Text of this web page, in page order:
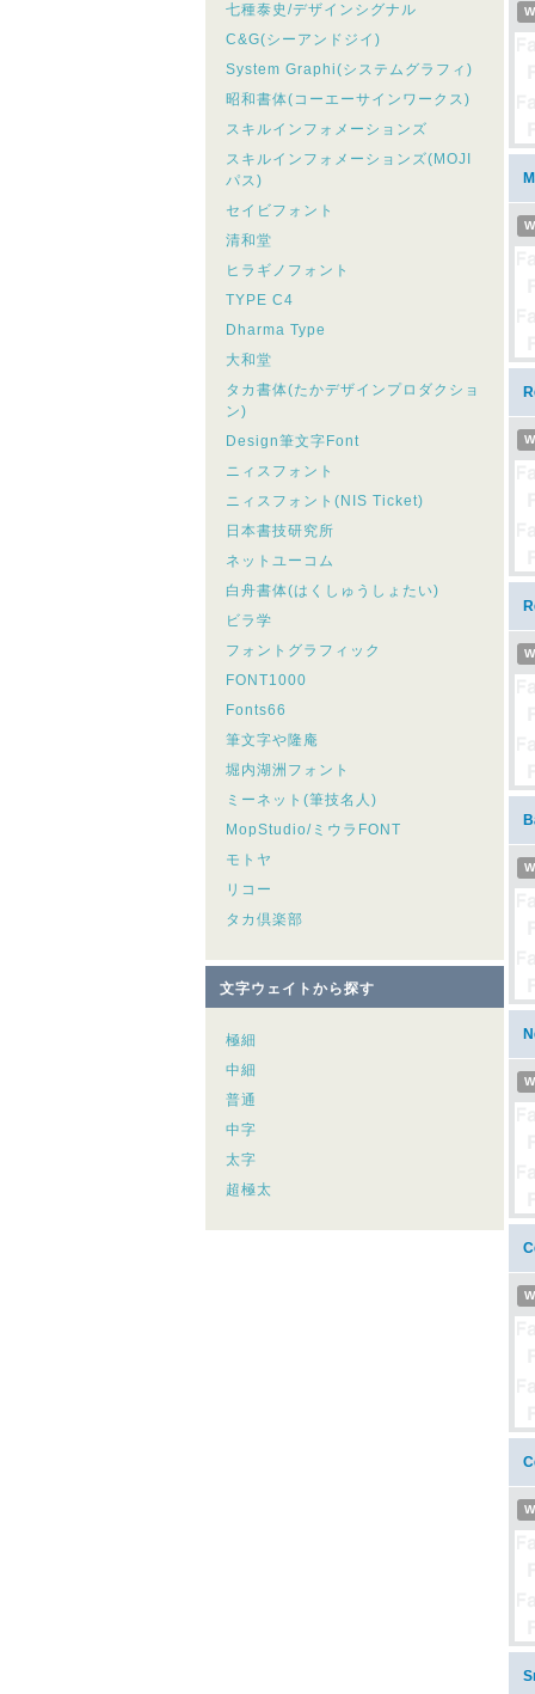
七種泰史/デザインシグナル
C&G(シーアンドジイ)
System Graphi(システムグラフィ)
昭和書体(コーエーサインワークス)
スキルインフォメーションズ
スキルインフォメーションズ(MOJI
パス)
セイビフォント
清和堂
ヒラギノフォント
TYPE C4
Dharma Type
大和堂
タカ書体(たかデザインプロダクショ
ン)
Design筆文字Font
ニィスフォント
ニィスフォント(NIS Ticket)
日本書技研究所
ネットユーコム
白舟書体(はくしゅうしょたい)
ビラ学
フォントグラフィック
FONT1000
Fonts66
筆文字や隆庵
堀内湖洲フォント
ミーネット(筆技名人)
MopStudio/ミウラFONT
モトヤ
リコー
タカ倶楽部
文字ウェイトから探す
極細
中細
普通
中字
太字
超極太